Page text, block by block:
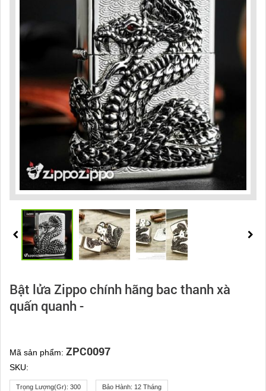
Bật lửa Zippo chính hãng bac thanh xà
quấn quanh -
Mã sản phẩm: ZPC0097
SKU:
Trọng Lượng(gr): 300 Bảo Hành: 12 Tháng